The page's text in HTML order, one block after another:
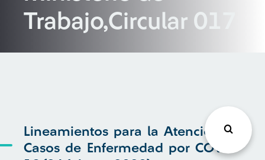
Trabajo,Circular 017
Lineamientos para la Atención de
Casos de Enfermedad por COVID-